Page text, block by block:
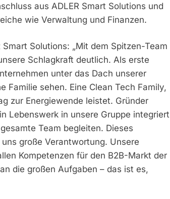
aus ADLER Smart Solutions und
wie Verwaltung und Finanzen.
Smart Solutions: „Mit dem Spitzen-Team
Schlagkraft deutlich. Als erste
unter das Dach unserer
Familie sehen. Eine Clean Tech Family,
zur Energiewende leistet. Gründer
Lebenswerk in unsere Gruppe integriert
Team begleiten. Dieses
große Verantwortung. Unsere
Kompetenzen für den B2B-Markt der
die großen Aufgaben – das ist es,